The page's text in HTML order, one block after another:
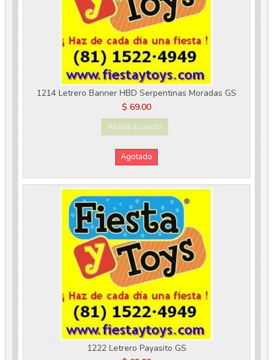
1214 Letrero Banner HBD Serpentinas Moradas GS
$ 69.00
Añadir a carrito
Agotado
1222 Letrero Payasito GS